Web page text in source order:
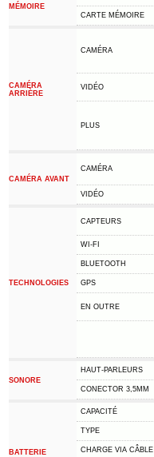
MÉMOIRE
CARTE MÉMOIRE
CAMÉRA
ARRIÈRE
CAMÉRA
VIDÉO
PLUS
CAMÉRA AVANT
CAMÉRA
VIDÉO
TECHNOLOGIES
CAPTEURS
WI-FI
BLUETOOTH
GPS
EN OUTRE
SONORE
HAUT-PARLEURS
CONECTOR 3,5MM
BATTERIE
CAPACITÉ
TYPE
CHARGE VIA CÂBLE